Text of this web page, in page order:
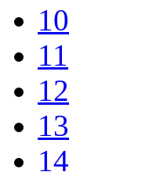
10
11
12
13
14